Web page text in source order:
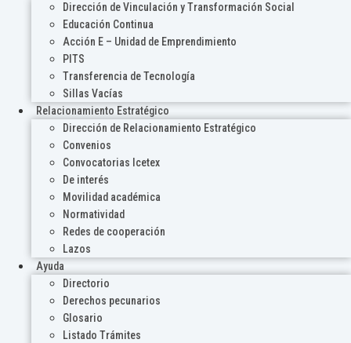
Dirección de Vinculación y Transformación Social
Educación Continua
Acción E – Unidad de Emprendimiento
PITS
Transferencia de Tecnología
Sillas Vacías
Relacionamiento Estratégico
Dirección de Relacionamiento Estratégico
Convenios
Convocatorias Icetex
De interés
Movilidad académica
Normatividad
Redes de cooperación
Lazos
Ayuda
Directorio
Derechos pecunarios
Glosario
Listado Trámites